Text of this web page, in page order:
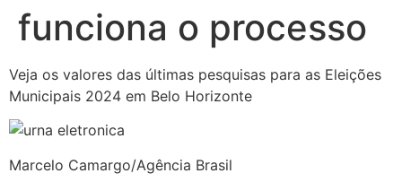
funciona o processo
Veja os valores das últimas pesquisas para as Eleições
Municipais 2024 em Belo Horizonte
Marcelo Camargo/Agência Brasil